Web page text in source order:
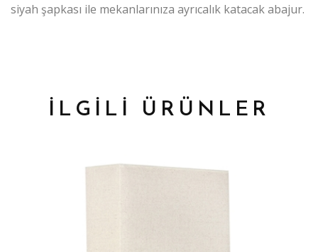
siyah şapkası ile mekanlarınıza ayrıcalık katacak abajur.
İLGİLİ ÜRÜNLER